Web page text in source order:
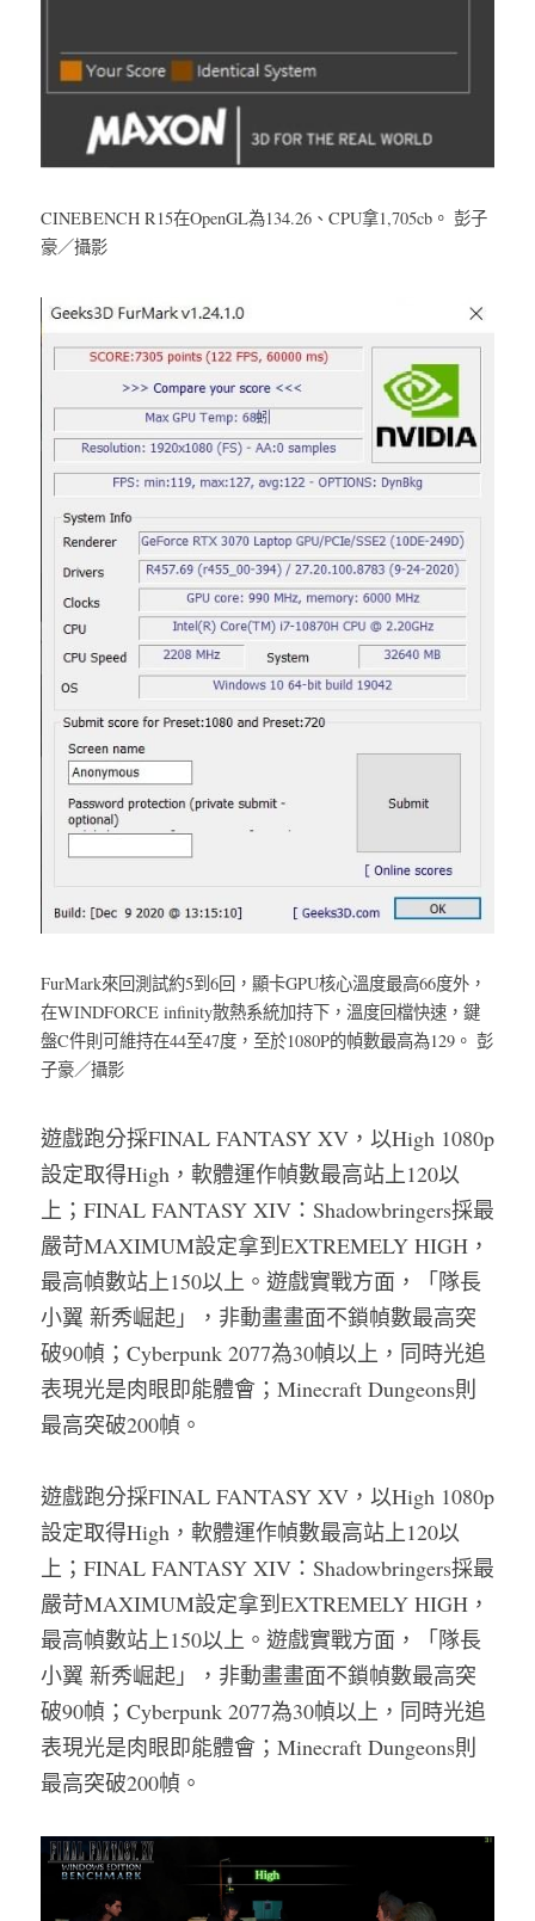
CINEBENCH R15在OpenGL為134.26、CPU拿1,705cb。 彭子
豪／攝影
FurMark來回測試約5到6回，顯卡GPU核心溫度最高66度外，
在WINDFORCE infinity散熱系統加持下，溫度回檔快速，鍵
盤C件則可維持在44至47度，至於1080P的幀數最高為129。 彭
子豪／攝影
遊戲跑分採FINAL FANTASY XV，以High 1080p
設定取得High，軟體運作幀數最高站上120以
上；FINAL FANTASY XIV：Shadowbringers採最
嚴苛MAXIMUM設定拿到EXTREMELY HIGH，
最高幀數站上150以上。遊戲實戰方面，「隊長
小翼 新秀崛起」，非動畫畫面不鎖幀數最高突
破90幀；Cyberpunk 2077為30幀以上，同時光追
表現光是肉眼即能體會；Minecraft Dungeons則
最高突破200幀。
遊戲跑分採FINAL FANTASY XV，以High 1080p
設定取得High，軟體運作幀數最高站上120以
上；FINAL FANTASY XIV：Shadowbringers採最
嚴苛MAXIMUM設定拿到EXTREMELY HIGH，
最高幀數站上150以上。遊戲實戰方面，「隊長
小翼 新秀崛起」，非動畫畫面不鎖幀數最高突
破90幀；Cyberpunk 2077為30幀以上，同時光追
表現光是肉眼即能體會；Minecraft Dungeons則
最高突破200幀。